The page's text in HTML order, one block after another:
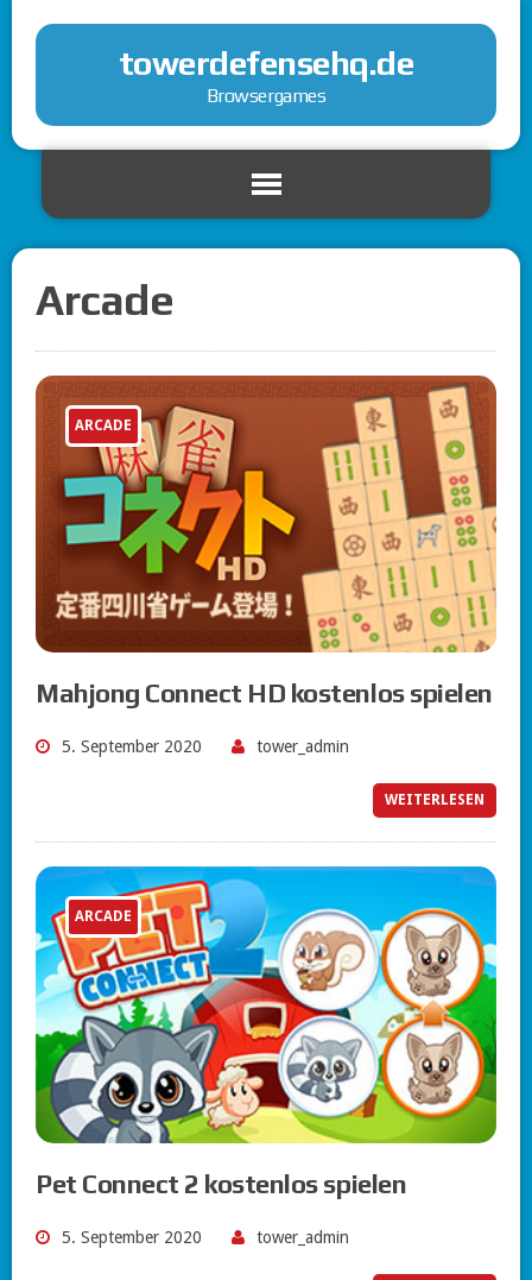
towerdefensehq.de
Browsergames
Arcade
ARCADE
Mahjong Connect HD kostenlos spielen
5. September 2020 tower_admin
WEITERLESEN
ARCADE
Pet Connect 2 kostenlos spielen
5. September 2020 tower_admin